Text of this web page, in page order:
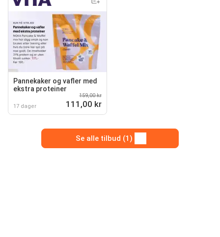
Pannekaker og vafler med
ekstra proteiner
17 dager
159,00 kr
111,00 kr
Se alle tilbud (1)